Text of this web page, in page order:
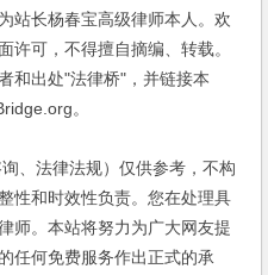
站长杨春宝高级律师本人。欢
许可，不得擅自摘编、转载。
和出处"法律桥"，并链接本
。
法律法规）仅供参考，不构
性和时效性负责。您在处理具
师。本站将努力为广大网友提
任何免费服务作出正式的承